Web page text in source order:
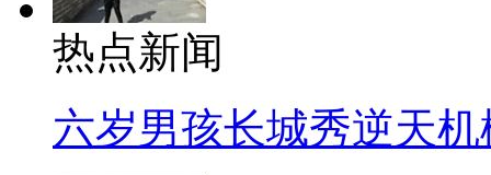
热点新闻
六岁男孩长城秀逆天机